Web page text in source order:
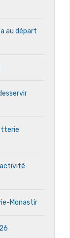
au départ
Monastir